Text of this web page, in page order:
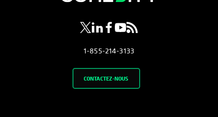
1-855-214-3133
CONTACTEZ-NOUS